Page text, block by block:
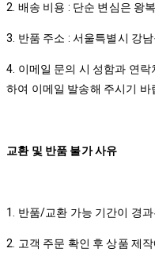
2. 배송 비용 : 단순 변심은 왕
3. 반품 주소 : 서울특별시 강
4. 이메일 문의 시 성함과 연
하여 이메일 발송해 주시기 바
교환 및 반품 불가 사유
1. 반품/교환 가능 기간이 경
2. 고객 주문 확인 후 상품 제